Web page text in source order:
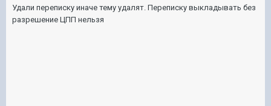
Удали переписку иначе тему удалят. Переписку выкладывать без
разрешение ЦПП нельзя